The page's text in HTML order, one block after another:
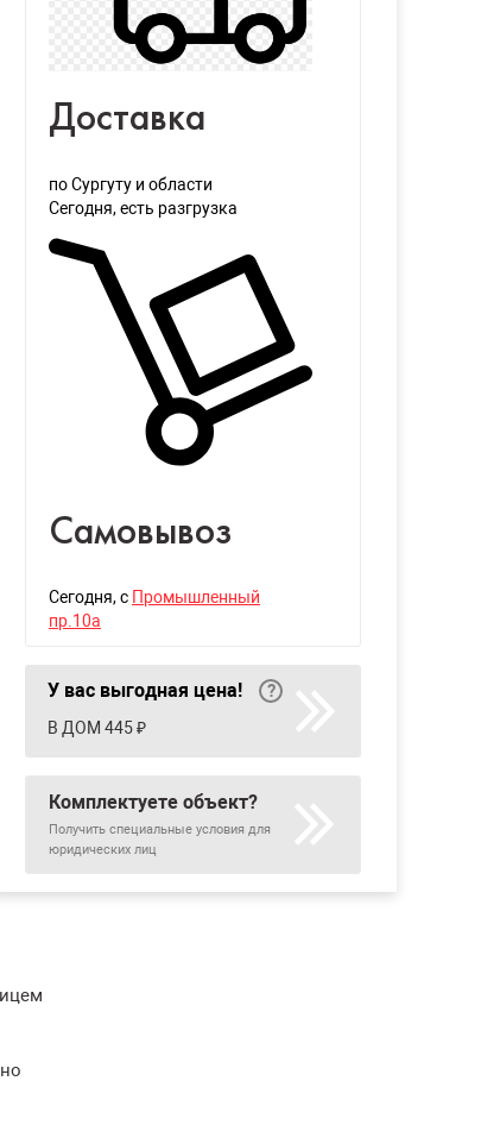
Доставка
по Сургуту и области
Сегодня, есть разгрузка
Самовывоз
Сегодня, с Промышленный
пр.10а
У вас выгодная цена!
В ДОМ 445 ₽
Комплектуете объект?
Получить специальные условия для
юридических лиц